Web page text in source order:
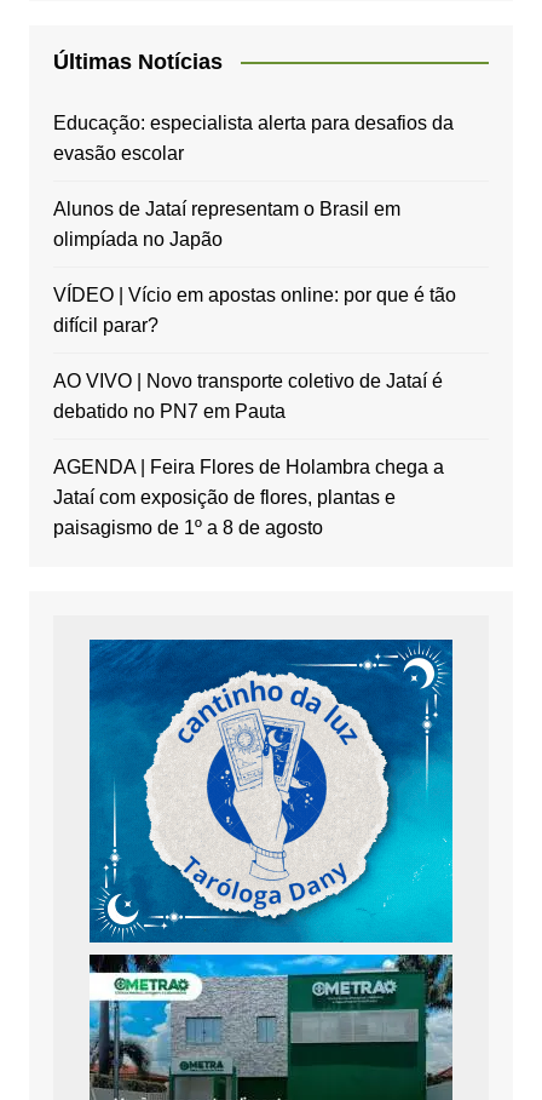
Últimas Notícias
Educação: especialista alerta para desafios da
evasão escolar
Alunos de Jataí representam o Brasil em
olimpíada no Japão
VÍDEO | Vício em apostas online: por que é tão
difícil parar?
AO VIVO | Novo transporte coletivo de Jataí é
debatido no PN7 em Pauta
AGENDA | Feira Flores de Holambra chega a
Jataí com exposição de flores, plantas e
paisagismo de 1º a 8 de agosto